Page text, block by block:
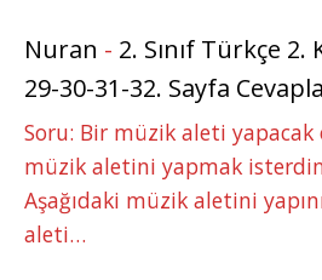
Nuran - 2. Sınıf Türkçe
29-30-31-32. Sayfa
Soru: Bir müzik aleti yapacak
müzik aletini yapmak
Aşağıdaki müzik aletini
aleti…